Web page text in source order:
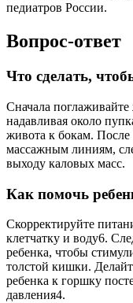
педиатров России.
Вопрос-ответ
Что сделать,
Сначала
надавливая около
живота к бокам.
массажным линиям,
выходу каловых масс.
Как помочь
Скорректируйте
клетчатку и воду6.
ребенка, чтобы
толстой кишки.
ребенка к горшку
давления4.